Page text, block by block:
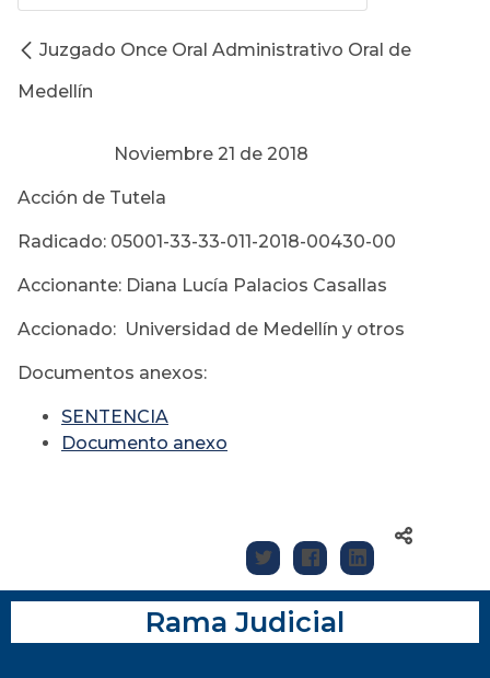
Juzgado Once Oral Administrativo Oral de
Medellín
Noviembre 21 de 2018
Acción de Tutela
Radicado: 05001-33-33-011-2018-00430-00
Accionante: Diana Lucía Palacios Casallas
Accionado: Universidad de Medellín y otros
Documentos anexos:
SENTENCIA
Documento anexo
Rama Judicial